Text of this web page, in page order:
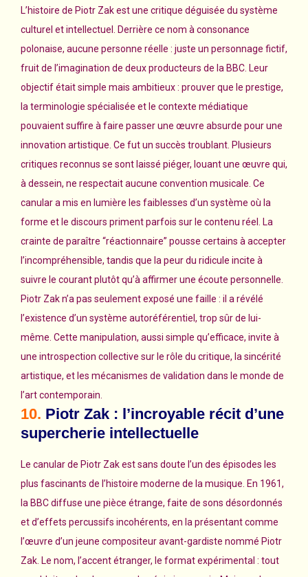
L’histoire de Piotr Zak est une critique déguisée du système
culturel et intellectuel. Derrière ce nom à consonance
polonaise, aucune personne réelle : juste un personnage fictif,
fruit de l’imagination de deux producteurs de la BBC. Leur
objectif était simple mais ambitieux : prouver que le prestige,
la terminologie spécialisée et le contexte médiatique
pouvaient suffire à faire passer une œuvre absurde pour une
innovation artistique. Ce fut un succès troublant. Plusieurs
critiques reconnus se sont laissé piéger, louant une œuvre qui,
à dessein, ne respectait aucune convention musicale. Ce
canular a mis en lumière les faiblesses d’un système où la
forme et le discours priment parfois sur le contenu réel. La
crainte de paraître “réactionnaire” pousse certains à accepter
l’incompréhensible, tandis que la peur du ridicule incite à
suivre le courant plutôt qu’à affirmer une écoute personnelle.
Piotr Zak n’a pas seulement exposé une faille : il a révélé
l’existence d’un système autoréférentiel, trop sûr de lui-
même. Cette manipulation, aussi simple qu’efficace, invite à
une introspection collective sur le rôle du critique, la sincérité
artistique, et les mécanismes de validation dans le monde de
l’art contemporain.
10. Piotr Zak : l’incroyable récit d’une
supercherie intellectuelle
Le canular de Piotr Zak est sans doute l’un des épisodes les
plus fascinants de l’histoire moderne de la musique. En 1961,
la BBC diffuse une pièce étrange, faite de sons désordonnés
et d’effets percussifs incohérents, en la présentant comme
l’œuvre d’un jeune compositeur avant-gardiste nommé Piotr
Zak. Le nom, l’accent étranger, le format expérimental : tout